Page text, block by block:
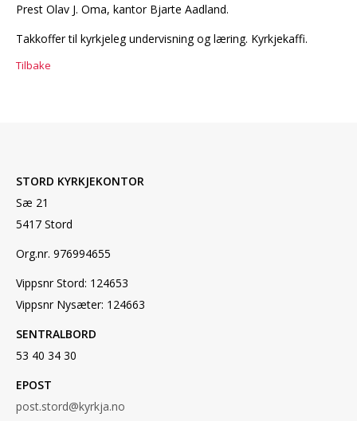
Prest Olav J. Oma, kantor Bjarte Aadland.
Takkoffer til kyrkjeleg undervisning og læring. Kyrkjekaffi.
Tilbake
STORD KYRKJEKONTOR
Sæ 21
5417 Stord
Org.nr. 976994655
Vippsnr Stord: 124653
Vippsnr Nysæter: 124663
SENTRALBORD
53 40 34 30
EPOST
post.stord@kyrkja.no